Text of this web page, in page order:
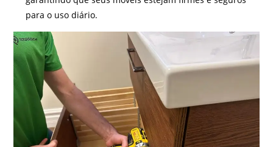
para o uso diário.